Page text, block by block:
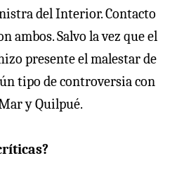
del Interior. Contacto
ambos. Salvo la vez que el
presente el malestar de
tipo de controversia con
y Quilpué.